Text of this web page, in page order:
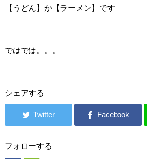
【うどん】か【ラーメン】です
ではでは。。。
シェアする
フォローする